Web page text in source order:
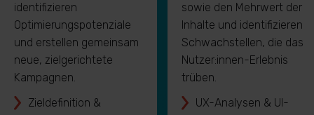
identifizieren
Optimierungspotenziale
und erstellen gemeinsam
neue, zielgerichtete
Kampagnen.
Zieldefinition &
sowie den Mehrwert der
Inhalte und identifizieren
Schwachstellen, die das
Nutzer:innen-Erlebnis
trüben.
UX-Analysen & UI-